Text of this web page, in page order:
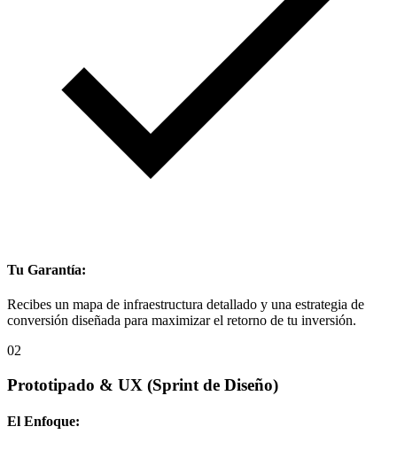
Tu Garantía:
Recibes un mapa de infraestructura detallado y una estrategia de
conversión diseñada para maximizar el retorno de tu inversión.
02
Prototipado & UX (Sprint de Diseño)
El Enfoque: